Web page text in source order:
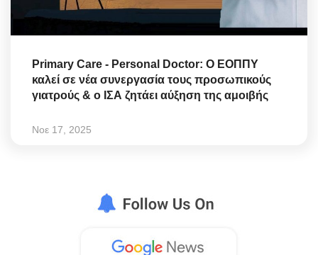
Primary Care - Personal Doctor: Ο ΕΟΠΠΥ
καλεί σε νέα συνεργασία τους προσωπικούς
γιατρούς & ο ΙΣΑ ζητάει αύξηση της αμοιβής
Νοε 17, 2025